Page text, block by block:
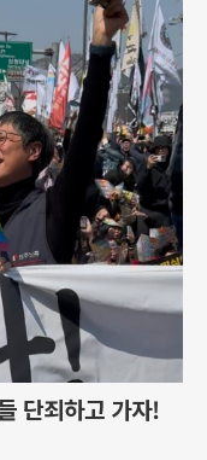
단죄하고 가자!